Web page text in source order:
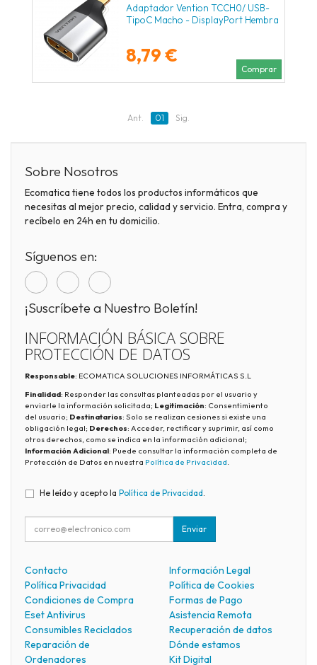
Adaptador Vention TCCH0/ USB-
TipoC Macho - DisplayPort Hembra
8,79 €
Comprar
Ant. 01 Sig.
Sobre Nosotros
Ecomatica tiene todos los productos informáticos que
necesitas al mejor precio, calidad y servicio. Entra, compra y
recíbelo en 24h en tu domicilio.
Síguenos en:
¡Suscríbete a Nuestro Boletín!
INFORMACIÓN BÁSICA SOBRE
PROTECCIÓN DE DATOS
Responsable: ECOMATICA SOLUCIONES INFORMÁTICAS S.L
Finalidad: Responder las consultas planteadas por el usuario y
enviarle la información solicitada; Legitimación: Consentimiento
del usuario; Destinatarios: Solo se realizan cesiones si existe una
obligación legal; Derechos: Acceder, rectificar y suprimir, así como
otros derechos, como se indica en la información adicional;
Información Adicional: Puede consultar la información completa de
Protección de Datos en nuestra Política de Privacidad.
He leído y acepto la Política de Privacidad
Enviar
Contacto
Información Legal
Política Privacidad
Política de Cookies
Condiciones de Compra
Formas de Pago
Eset Antivirus
Asistencia Remota
Consumibles Reciclados
Recuperación de datos
Reparación de
Ordenadores
Dónde estamos
Kit Digital